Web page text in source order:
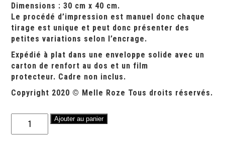
Dimensions : 30 cm x 40 cm.
Le procédé d’impression est manuel donc chaque
tirage est unique et peut donc présenter des
petites variations selon l’encrage.
Expédié à plat dans une enveloppe solide avec un
carton de renfort au dos et un film
protecteur. Cadre non inclus.
Copyright 2020 © Melle Roze Tous droits réservés.
quantité
Ajouter au panier